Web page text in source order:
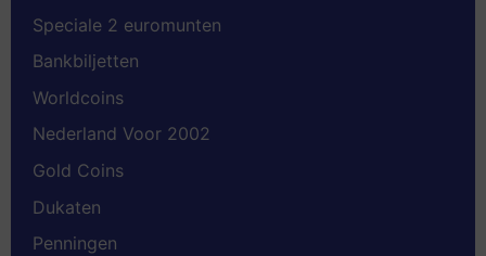
Speciale 2 euromunten
Bankbiljetten
Worldcoins
Nederland Voor 2002
Gold Coins
Dukaten
Penningen